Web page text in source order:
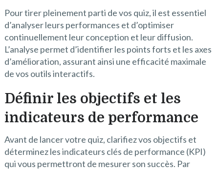
Pour tirer pleinement parti de vos quiz, il est essentiel
d’analyser leurs performances et d’optimiser
continuellement leur conception et leur diffusion.
L’analyse permet d’identifier les points forts et les axes
d’amélioration, assurant ainsi une efficacité maximale
de vos outils interactifs.
Définir les objectifs et les
indicateurs de performance
Avant de lancer votre quiz, clarifiez vos objectifs et
déterminez les indicateurs clés de performance (KPI)
qui vous permettront de mesurer son succès. Par